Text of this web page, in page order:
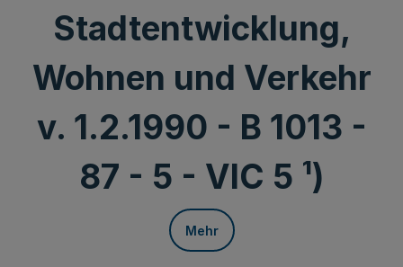
Stadtentwicklung,
Wohnen und Verkehr
v. 1.2.1990 - B 1013 -
87 - 5 - VIC 5 ¹)
Mehr